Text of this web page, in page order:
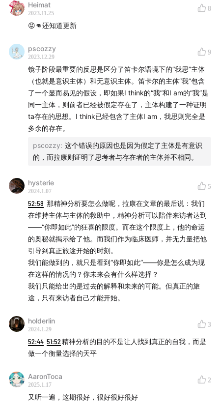
《自我与防御机制》
Contact 联系方式：
DY：维生素E 经济学哲学知识分享
参与精神分析实践暗号：精神分析
telegram频道：
Heimat
2023.11.25
8
😡👊还知道更新
pscozzy
2023.12.29
9
镜子阶段最重要的反思是区分了笛卡尔语境下的“我思”主体
（也就是意识主体）和无意识主体。笛卡尔的主体“我”包含
了一个显而易见的假设，即如果I think的“我”和I am的“我”是
同一主体，则前者已经被假定存在了，主体构建了一种证明
ta存在的思想。I think已经包含了主体I am，我思则完全是
多余的存在。
pscozzy: 这个错误的原因也是因为假定了主体是有意识
的，而拉康则证明了思考者与存在者的主体并不相同。
hysterie
2024.1.07
5
52:58 那精神分析要怎么做呢，拉康在文章的最后说：我们
在维持主体与主体的救助中，精神分析可以陪伴来访者达到
——“你即如此”的狂喜的限度。而在这个限度上，他的命运
的奥秘就揭示给了他。而我们作为临床医师，并无力量把他
引导到真正旅途开始的时刻。
我们能做到的，就只是看到“你即如此”——你是怎么成为现
在这样的情况的？你未来会有什么样选择？
我们只能给出的是过去的解释和未来的可能。但真正的旅
途，只有来访者自己才能开始。
holderlin
2024.1.29
3
52:44 51:52精神分析的目的不是让人找到真正的自我，而是
做一个衡量选择的天平
AaronToca
2025.1.17
2
又听一遍，这期很好，很好很好很好